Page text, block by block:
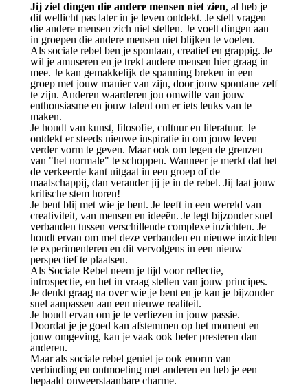
Jij ziet dingen die andere mensen niet zien, al heb je
dit wellicht pas later in je leven ontdekt. Je stelt vragen
die andere mensen zich niet stellen. Je voelt dingen aan
in groepen die andere mensen niet blijken te voelen.
Als sociale rebel ben je spontaan, creatief en grappig. Je
wil je amuseren en je trekt andere mensen hier graag in
mee. Je kan gemakkelijk de spanning breken in een
groep met jouw manier van zijn, door jouw spontane zelf
te zijn. Anderen waarderen jou omwille van jouw
enthousiasme en jouw talent om er iets leuks van te
maken.
Je houdt van kunst, filosofie, cultuur en literatuur. Je
ontdekt er steeds nieuwe inspiratie in om jouw leven
verder vorm te geven. Maar ook om tegen de grenzen
van "het normale" te schoppen. Wanneer je merkt dat het
de verkeerde kant uitgaat in een groep of de
maatschappij, dan verander jij je in de rebel. Jij laat jouw
kritische stem horen!
Je bent blij met wie je bent. Je leeft in een wereld van
creativiteit, van mensen en ideeën. Je legt bijzonder snel
verbanden tussen verschillende complexe inzichten. Je
houdt ervan om met deze verbanden en nieuwe inzichten
te experimenteren en dit vervolgens in een nieuw
perspectief te plaatsen.
Als Sociale Rebel neem je tijd voor reflectie,
introspectie, en het in vraag stellen van jouw principes.
Je denkt graag na over wie je bent en je kan je bijzonder
snel aanpassen aan een nieuwe realiteit.
Je houdt ervan om je te verliezen in jouw passie.
Doordat je je goed kan afstemmen op het moment en
jouw omgeving, kan je vaak ook beter presteren dan
anderen.
Maar als sociale rebel geniet je ook enorm van
verbinding en ontmoeting met anderen en heb je een
bepaald onweerstaanbare charme.